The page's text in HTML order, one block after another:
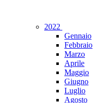
2022
Gennaio
Febbraio
Marzo
Aprile
Maggio
Giugno
Luglio
Agosto